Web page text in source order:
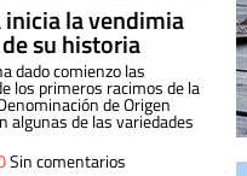
inicia la vendimia
su historia
dado comienzo las
los primeros racimos de la
de Origen
algunas de las variedades
Sin comentarios